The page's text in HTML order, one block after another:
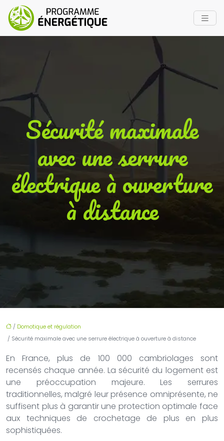
Sécurité maximale
avec une serrure
électrique à ouverture
à distance
/ Domotique et régulation
/ Sécurité maximale avec une serrure électrique à ouverture à distance
En France, plus de 100 000 cambriolages sont
recensés chaque année. La sécurité du logement est
une préoccupation majeure. Les serrures
traditionnelles, malgré leur présence omniprésente, ne
suffisent plus à garantir une protection optimale face
aux techniques de crochetage de plus en plus
sophistiquées.